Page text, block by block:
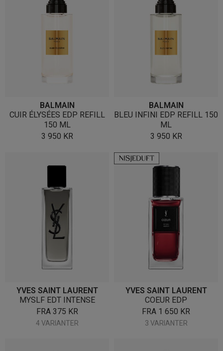
BALMAIN
CUIR ÉLYSÉES EDP REFILL
150 ML
3 950 KR
BALMAIN
BLEU INFINI EDP REFILL 150
ML
3 950 KR
YVES SAINT LAURENT
MYSLF EDT INTENSE
FRA 375 KR
4 VARIANTER
YVES SAINT LAURENT
COEUR EDP
FRA 1 650 KR
3 VARIANTER